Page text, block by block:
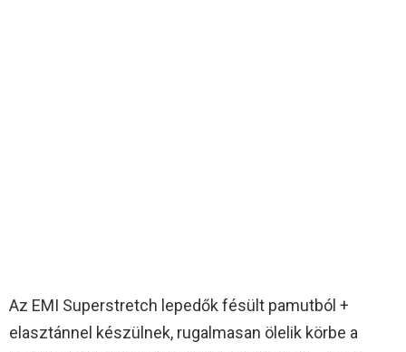
Az EMI Superstretch lepedők fésült pamutból +
elasztánnel készülnek, rugalmasan ölelik körbe a